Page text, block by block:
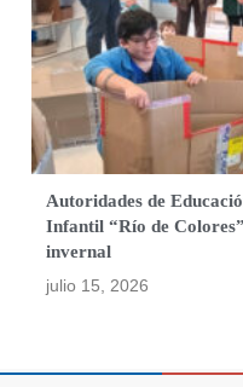
Autoridades de
Infantil “Río de
invernal
julio 15, 2026